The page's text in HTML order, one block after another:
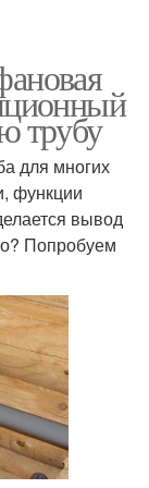
трубу
для многих
функции
вывод
Попробуем